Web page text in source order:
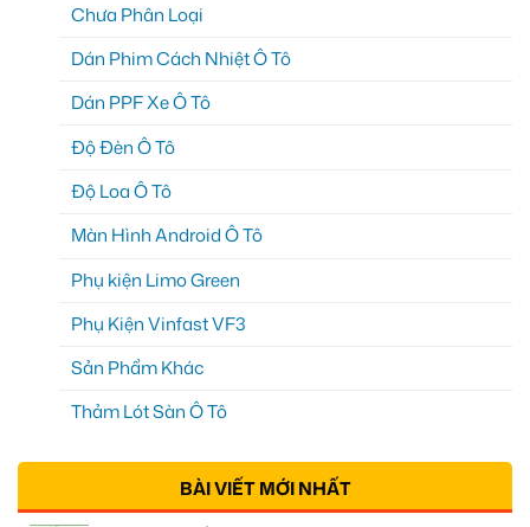
Chưa Phân Loại
Dán Phim Cách Nhiệt Ô Tô
Dán PPF Xe Ô Tô
Độ Đèn Ô Tô
Độ Loa Ô Tô
Màn Hình Android Ô Tô
Phụ kiện Limo Green
Phụ Kiện Vinfast VF3
Sản Phẩm Khác
Thảm Lót Sàn Ô Tô
BÀI VIẾT MỚI NHẤT